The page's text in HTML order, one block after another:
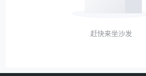
赶快来坐沙发